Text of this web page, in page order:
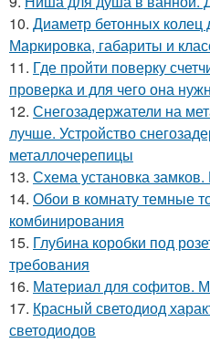
10. Диаметр бетонных колец
Маркировка, габариты и
11. Где пройти поверку
проверка и для чего она
12. Снегозадержатели на
лучше. Устройство
металлочерепицы
13. Схема установка
14. Обои в комнату темные
комбинирования
15. Глубина коробки под
требования
16. Материал для софитов.
17. Красный светодиод
светодиодов